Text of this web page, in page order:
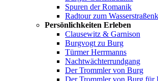
Spuren der Romanik
Radtour zum
Persönlichkeiten Erleben
Clausewitz & Garnison
Burgvogt zu Burg
Türmer Herrmanns
Nachtwächterrundgang
Der Trommler von Burg
Der Trommler von Burg für